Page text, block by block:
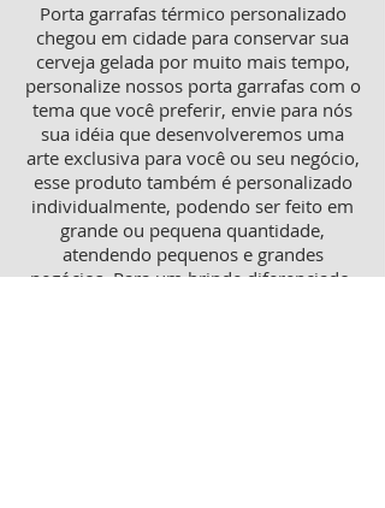
Porta garrafas térmico personalizado
chegou em cidade para conservar sua
cerveja gelada por muito mais tempo,
personalize nossos porta garrafas com o
tema que você preferir, envie para nós
sua idéia que desenvolveremos uma
arte exclusiva para você ou seu negócio,
esse produto também é personalizado
individualmente, podendo ser feito em
grande ou pequena quantidade,
atendendo pequenos e grandes
negócios. Para um brinde diferenciado,